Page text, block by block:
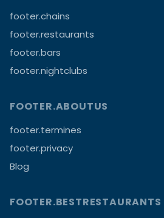
footer.chains
footer.restaurants
footer.bars
footer.nightclubs
FOOTER.ABOUTUS
footer.termines
footer.privacy
Blog
FOOTER.BESTRESTAURANTS